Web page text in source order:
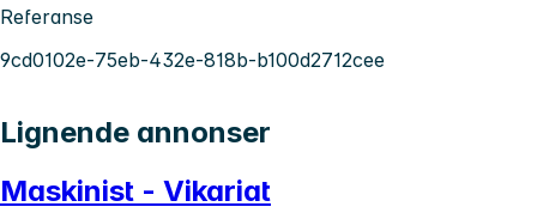
Referanse
9cd0102e-75eb-432e-818b-b100d2712cee
Lignende annonser
Maskinist - Vikariat